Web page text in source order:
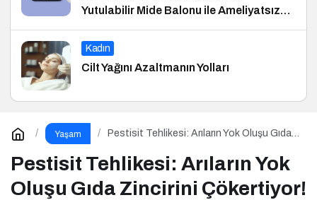
Yutulabilir Mide Balonu ile Ameliyatsız
Konforlu ve Hızlı Bir Çözüm
Kadın
Cilt Yağını Azaltmanın Yolları
Yaşam
Pestisit Tehlikesi: Arıların Yok Oluşu Gıda
Pestisit Tehlikesi: Arıların Yok
Oluşu Gıda Zincirini Çökertiyor!